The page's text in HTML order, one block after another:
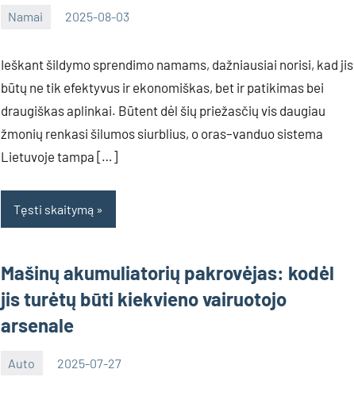
Namai 2025-08-03
Ieškant šildymo sprendimo namams, dažniausiai norisi, kad jis
būtų ne tik efektyvus ir ekonomiškas, bet ir patikimas bei
draugiškas aplinkai. Būtent dėl šių priežasčių vis daugiau
žmonių renkasi šilumos siurblius, o oras–vanduo sistema
Lietuvoje tampa […]
Tęsti skaitymą
Mašinų akumuliatorių pakrovėjas: kodėl
jis turėtų būti kiekvieno vairuotojo
arsenale
Auto 2025-07-27